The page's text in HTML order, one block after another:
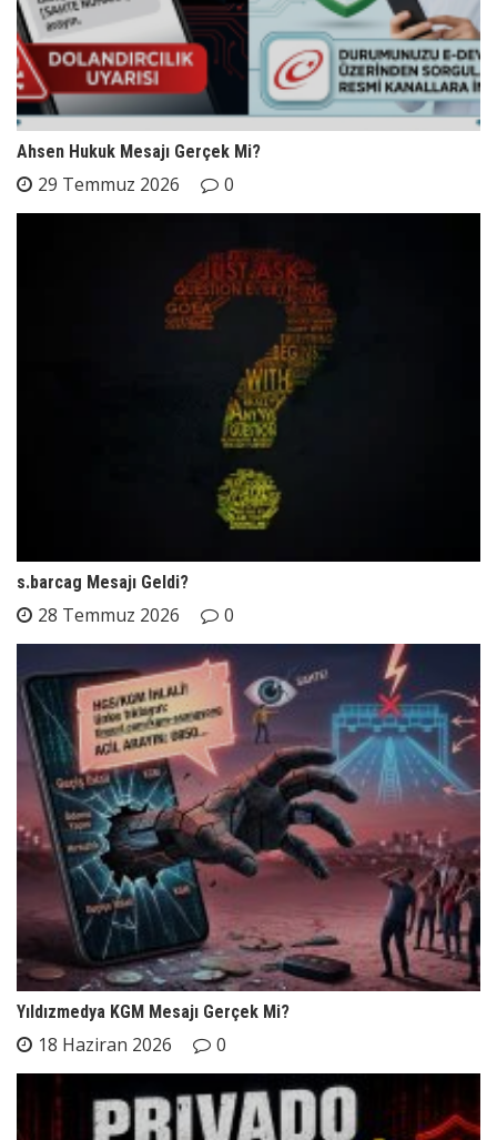
Ahsen Hukuk Mesajı Gerçek Mi?
29 Temmuz 2026 0
s.barcag Mesajı Geldi?
28 Temmuz 2026 0
Yıldızmedya KGM Mesajı Gerçek Mi?
18 Haziran 2026 0